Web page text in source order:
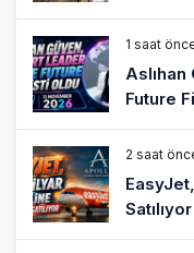
1 saat
Future
2 saat
Satılıyor